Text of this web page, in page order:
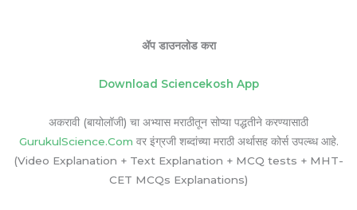
ॲप डाउनलोड करा
Download Sciencekosh App
अकरावी (बायोलॉजी) चा अभ्यास मराठीतून सोप्या पद्धतीने करण्यासाठी
GurukulScience.Com वर इंग्रजी शब्दांच्या मराठी अर्थासह कोर्स उपल्ब्ध आहे.
(Video Explanation + Text Explanation + MCQ tests + MHT-
CET MCQs Explanations)